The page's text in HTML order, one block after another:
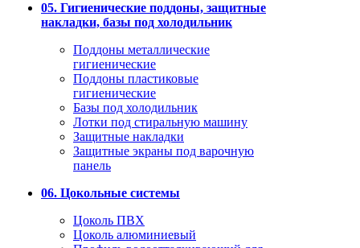
05. Гигиенические поддоны, защитные
накладки, базы под холодильник
Поддоны металлические
гигиенические
Поддоны пластиковые
гигиенические
Базы под холодильник
Лотки под стиральную машину
Защитные накладки
Защитные экраны под варочную
панель
06. Цокольные системы
Цоколь ПВХ
Цоколь алюминиевый